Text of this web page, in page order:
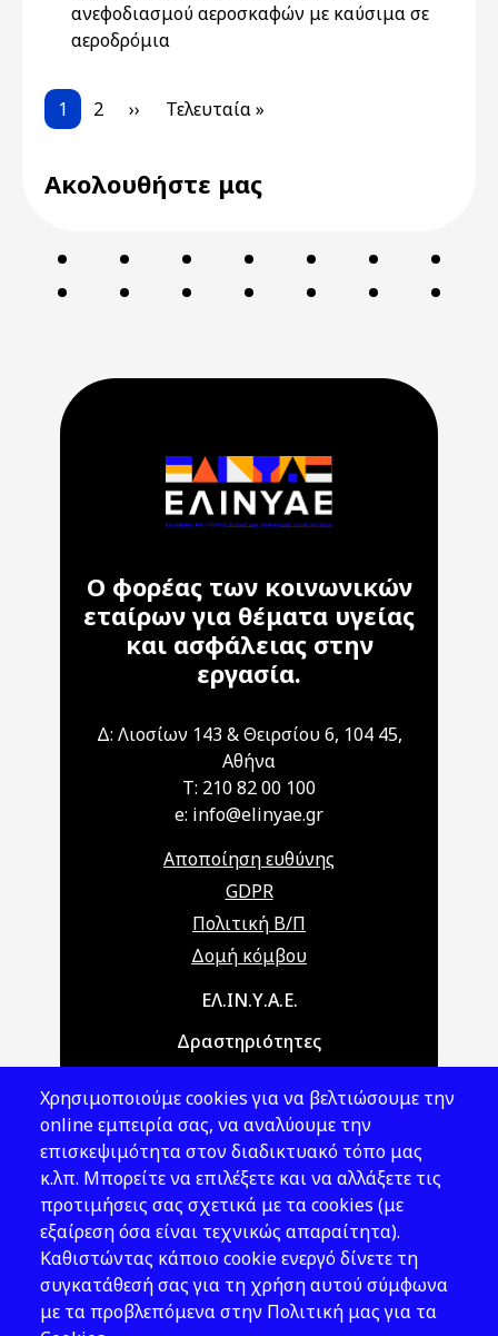
ανεφοδιασμού αεροσκαφών με καύσιμα σε
αεροδρόμια
Pagination
Current page
1 Page
2 Next page
›› Last page
Τελευταία »
Ακολουθήστε μας
Ο φορέας των κοινωνικών
εταίρων για θέματα υγείας
και ασφάλειας στην
εργασία.
Δ: Λιοσίων 143 & Θειρσίου 6, 104 45,
Αθήνα
T: 210 82 00 100
e: info@elinyae.gr
Αποποίηση ευθύνης
GDPR
Πολιτική Β/Π
Δομή κόμβου
Main navigationΕΛ.ΙΝ.Υ.Α.Ε.
Δραστηριότητες
Νομοθεσία
Εκδόσεις
Νέα - Εκδηλώσεις
Ακολουθήστε μας
Χρησιμοποιούμε cookies για να βελτιώσουμε την
online εμπειρία σας, να αναλύουμε την
επισκεψιμότητα στον διαδικτυακό τόπο μας
κ.λπ. Μπορείτε να επιλέξετε και να αλλάξετε τις
προτιμήσεις σας σχετικά με τα cookies (με
εξαίρεση όσα είναι τεχνικώς απαραίτητα).
Καθιστώντας κάποιο cookie ενεργό δίνετε τη
συγκατάθεσή σας για τη χρήση αυτού σύμφωνα
με τα προβλεπόμενα στην Πολιτική μας για τα